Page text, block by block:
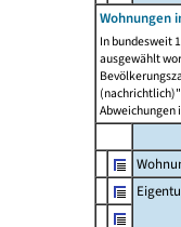
Wohnungen
In bundesweit
ausgewählt
Abweichungen